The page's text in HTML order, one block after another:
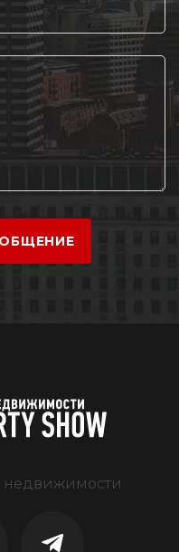
недвижимости